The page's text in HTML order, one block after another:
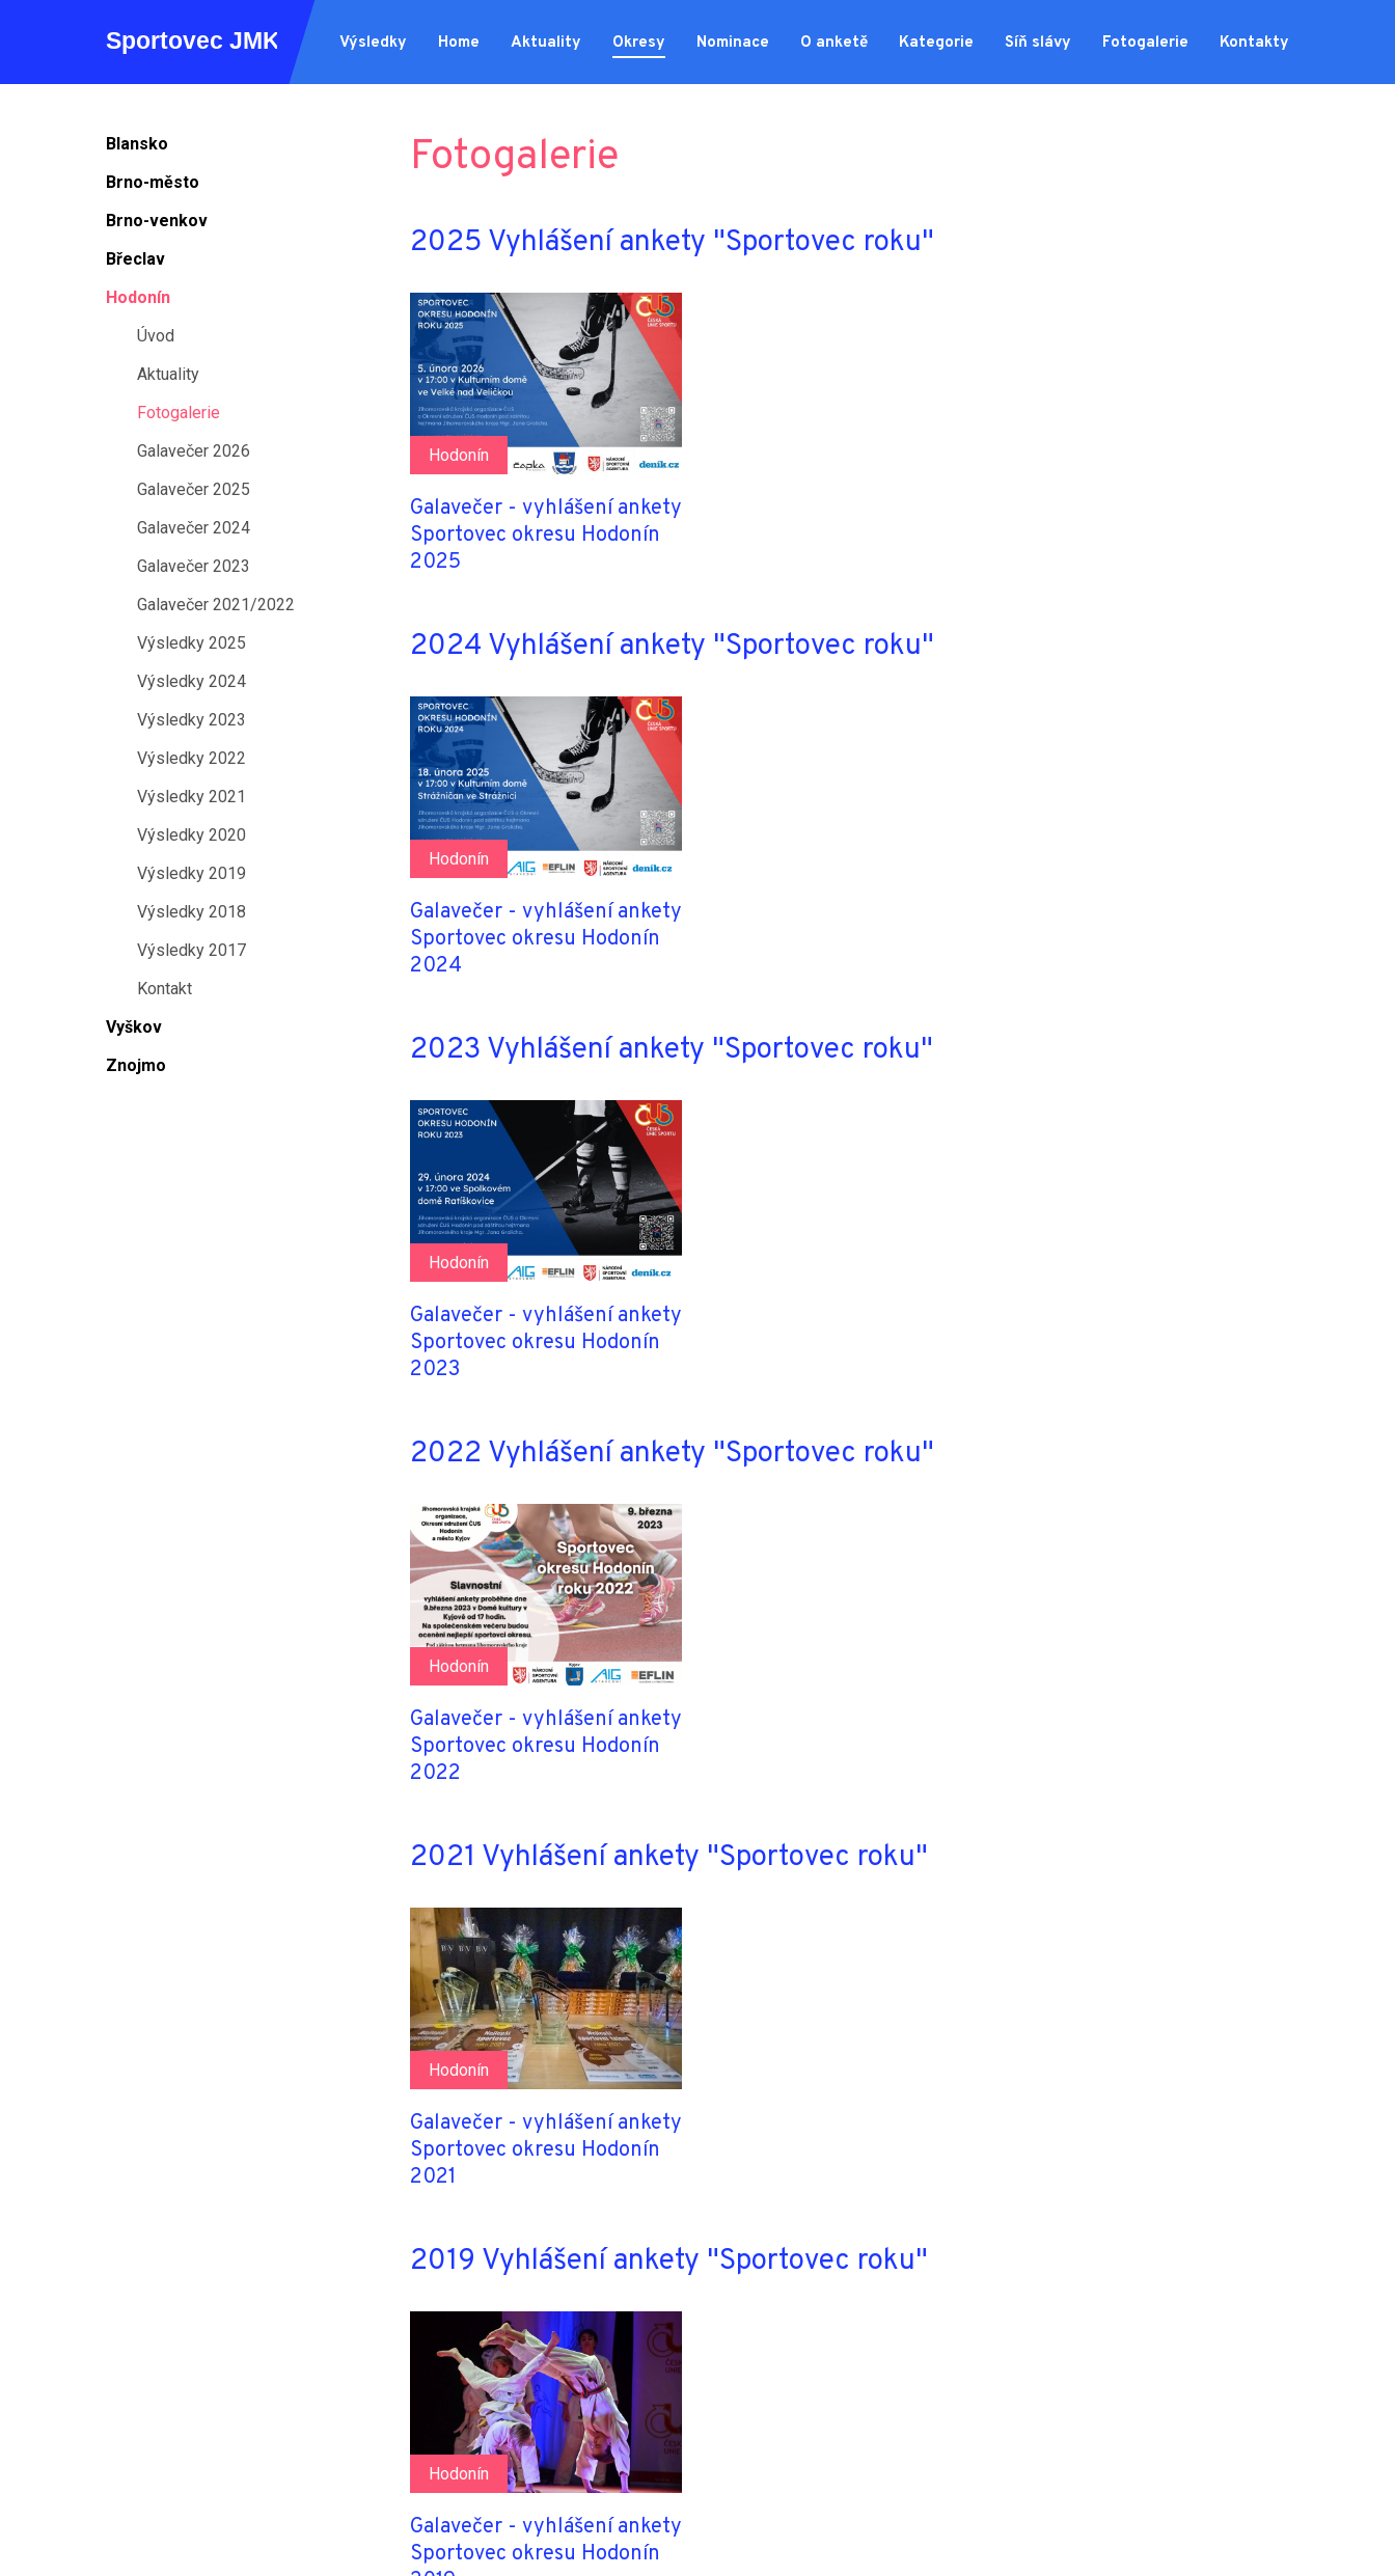
Výsledky Home Aktuality Okresy Nominace O anketě Kategorie Síň slávy Fotogalerie Kontakty
Blansko
Brno-město
Brno-venkov
Břeclav
Hodonín
Úvod
Aktuality
Fotogalerie
Galavečer 2026
Galavečer 2025
Galavečer 2024
Galavečer 2023
Galavečer 2021/2022
Výsledky 2025
Výsledky 2024
Výsledky 2023
Výsledky 2022
Výsledky 2021
Výsledky 2020
Výsledky 2019
Výsledky 2018
Výsledky 2017
Kontakt
Vyškov
Znojmo
Fotogalerie
2025 Vyhlášení ankety "Sportovec roku"
Hodonín
Galavečer - vyhlášení ankety
Sportovec okresu Hodonín
2025
2024 Vyhlášení ankety "Sportovec roku"
Hodonín
Galavečer - vyhlášení ankety
Sportovec okresu Hodonín
2024
2023 Vyhlášení ankety "Sportovec roku"
Hodonín
Galavečer - vyhlášení ankety
Sportovec okresu Hodonín
2023
2022 Vyhlášení ankety "Sportovec roku"
Hodonín
Galavečer - vyhlášení ankety
Sportovec okresu Hodonín
2022
2021 Vyhlášení ankety "Sportovec roku"
Hodonín
Galavečer - vyhlášení ankety
Sportovec okresu Hodonín
2021
2019 Vyhlášení ankety "Sportovec roku"
Hodonín
Galavečer - vyhlášení ankety
Sportovec okresu Hodonín